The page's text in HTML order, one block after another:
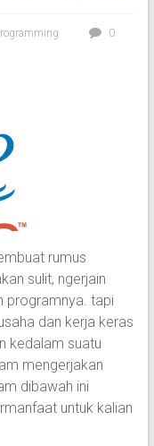
0
rumus
sulit, ngerjain
programnya. tapi
dan kerja keras
kedalam suatu
mengerjakan
dibawah ini
untuk kalian